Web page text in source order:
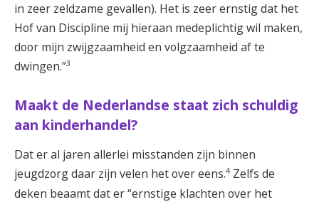
in zeer zeldzame gevallen). Het is zeer ernstig dat het
Hof van Discipline mij hieraan medeplichtig wil maken,
door mijn zwijgzaamheid en volgzaamheid af te
dwingen.”3
Maakt de Nederlandse staat zich schuldig
aan kinderhandel?
Dat er al jaren allerlei misstanden zijn binnen
jeugdzorg daar zijn velen het over eens.4Zelfs de
deken beaamt dat er “ernstige klachten over het